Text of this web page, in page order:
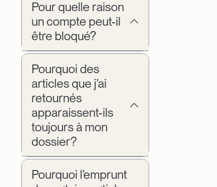
Pour quelle raison
un compte peut-il
être bloqué?
Pourquoi des
articles que j’ai
retournés
apparaissent-ils
toujours à mon
dossier?
Pourquoi l’emprunt